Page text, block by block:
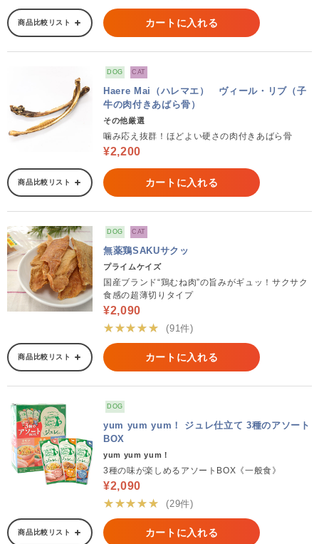
商品比較リスト カートに入れる
DOG CAT
Haere Mai（ハレマエ） ヴィール・リブ（子
牛の肉付きあばら骨）
その他厳選
噛み応え抜群！ほどよい硬さの肉付きあばら骨
¥2,200
商品比較リスト カートに入れる
DOG CAT
無薬鶏SAKUサクッ
プライムケイズ
国産ブランド“鶏むね肉”の旨みがギュッ！サクサク
食感の超薄切りタイプ
¥2,090
★★★★★
(91件)
商品比較リスト カートに入れる
DOG
yum yum yum！ ジュレ仕立て 3種のアソート
BOX
yum yum yum！
3種の味が楽しめるアソートBOX《一般食》
¥2,090
★★★★★
(29件)
商品比較リスト カートに入れる